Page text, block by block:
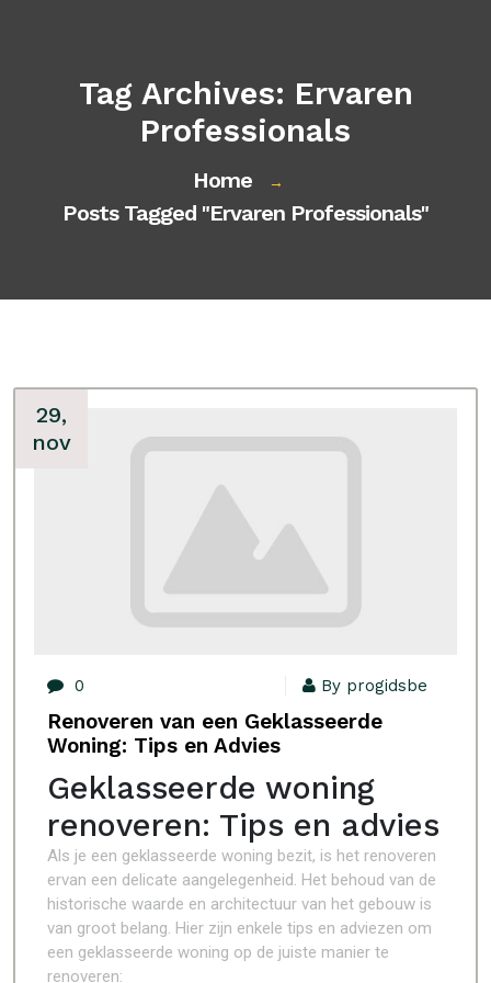
Tag Archives: Ervaren
Professionals
Home →
Posts Tagged "ervaren Professionals"
29,
nov
0 By progidsbe
Renoveren van een Geklasseerde
Woning: Tips en Advies
Geklasseerde woning
renoveren: Tips en advies
Als je een geklasseerde woning bezit, is het renoveren
ervan een delicate aangelegenheid. Het behoud van de
historische waarde en architectuur van het gebouw is
van groot belang. Hier zijn enkele tips en adviezen om
een geklasseerde woning op de juiste manier te
renoveren: